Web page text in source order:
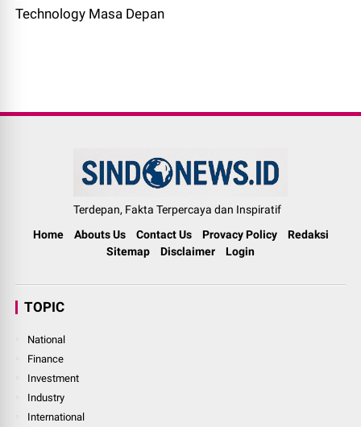
Technology Masa Depan
Terdepan, Fakta Terpercaya dan Inspiratif
Home
Abouts Us Contact Us Provacy Policy
Redaksi
Sitemap
Disclaimer Login
TOPIC
National
Finance
Investment
Industry
International